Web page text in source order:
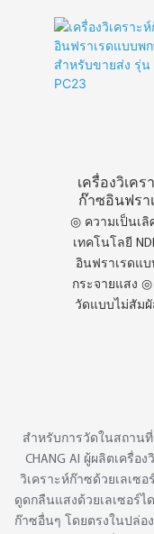
ของเซ็นเซอร์
สัมผัส ไม่เป็นพิ
รับประกันคุณ
เครื่องวิเคร
ก๊าซอินฟรา
แบบพกพาส
ขายส่ง รุ่น
◎ ความเป็นเลิ
เทคโนโลยี
อินฟราเรดแบ
กระจายแสง ◎
วัดแบบไม่สัม
สำหรับการวัดในสถาน
CHANG AI ผู้ผลิตเครื่อ
วิเคราะห์ก๊าซด้วยเลเซ
ดูดกลืนแสงด้วยเลเซอร์ได
ก๊าซอื่นๆ โดยตรงในปล่อ